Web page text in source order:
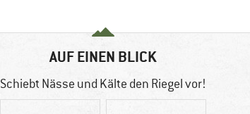
AUF EINEN BLICK
Schiebt Nässe und Kälte den Riegel vor!